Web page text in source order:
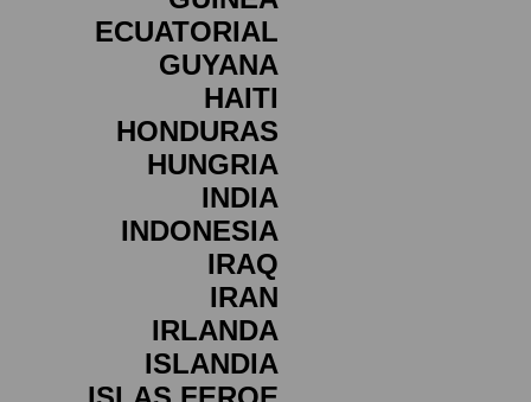
ECUATORIAL
GUYANA
HAITI
HONDURAS
HUNGRIA
INDIA
INDONESIA
IRAQ
IRAN
IRLANDA
ISLANDIA